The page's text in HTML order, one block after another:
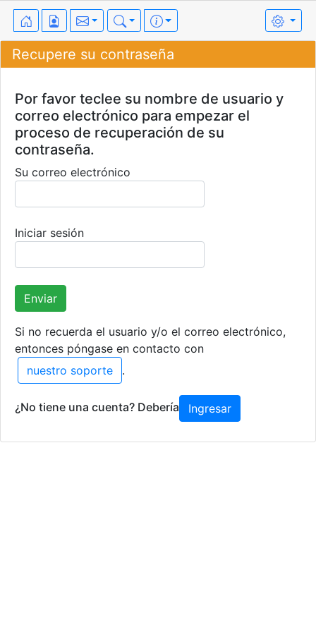
Recupere su contraseña
Por favor teclee su nombre de usuario y
correo electrónico para empezar el
proceso de recuperación de su
contraseña.
Su correo electrónico
Iniciar sesión
Si no recuerda el usuario y/o el correo electrónico,
entonces póngase en contacto con
nuestro soporte
.
¿No tiene una cuenta? Debería Ingresar